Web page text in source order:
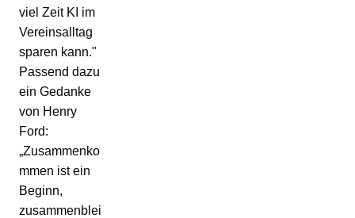
viel Zeit KI im
Vereinsalltag
sparen kann."
Passend dazu
ein Gedanke
von Henry
Ford:
„Zusammenko
mmen ist ein
Beginn,
zusammenblei